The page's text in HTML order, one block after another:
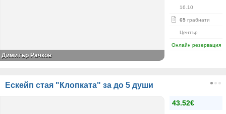
16.10
65 грабнати
Център
Онлайн резервация
Димитър Рачков
Ескейп стая "Клопката" за до 5 души
43.52€